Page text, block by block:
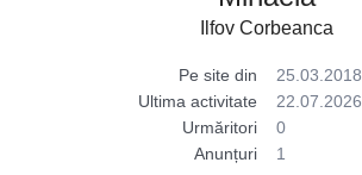
Ilfov Corbeanca
Pe site din
25.03.2018
Ultima activitate
22.07.2026
Urmăritori
0
Anunțuri
1